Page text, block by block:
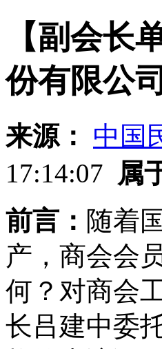
【副会长
份有限公司
来源：
中国
17:14:07
属
前言： 随着
产，商会会
何？对商会
长吕建中委